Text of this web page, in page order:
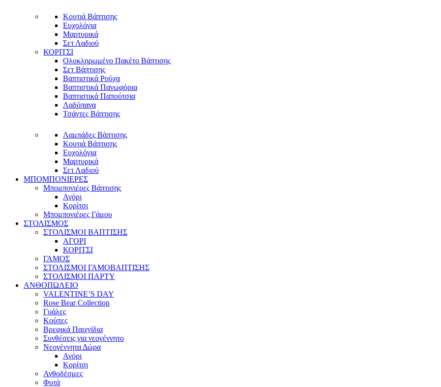
Κουτιά Βάπτισης
Ευχολόγια
Μαρτυρικά
Σετ Λαδιού
ΚΟΡΙΤΣΙ
Ολοκληρωμένο Πακέτο Βάπτισης
Σετ Βάπτισης
Βαπτιστικά Ρούχα
Βαπτιστικά Πανωφόρια
Βαπτιστικά Παπούτσια
Λαδόπανα
Τσάντες Βάπτισης
Λαμπάδες Βάπτισης
Κουτιά Βάπτισης
Ευχολόγια
Μαρτυρικά
Σετ Λαδιού
ΜΠΟΜΠΟΝΙΕΡΕΣ
Μπομπονιέρες Βάπτισης
Αγόρι
Κορίτσι
Μπομπονιέρες Γάμου
ΣΤΟΛΙΣΜΟΣ
ΣΤΟΛΙΣΜΟΙ ΒΑΠΤΙΣΗΣ
ΑΓΟΡΙ
ΚΟΡΙΤΣΙ
ΓΑΜΟΣ
ΣΤΟΛΙΣΜΟΙ ΓΑΜΟΒΑΠΤΙΣΗΣ
ΣΤΟΛΙΣΜΟΙ ΠΑΡΤΥ
ΑΝΘΟΠΩΛΕΙΟ
VALENTINE’S DAY
Rose Bear Collection
Γυάλες
Κούπες
Βρεφικά Παιχνίδια
Συνθέσεις για νεογέννητο
Νεογέννητα Δώρα
Αγόρι
Κορίτσι
Ανθοδέσμες
Φυτά